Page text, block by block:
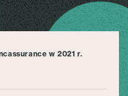
w 2021 r.